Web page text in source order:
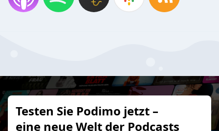
Testen Sie Podimo jetzt –
eine neue Welt der Podcasts